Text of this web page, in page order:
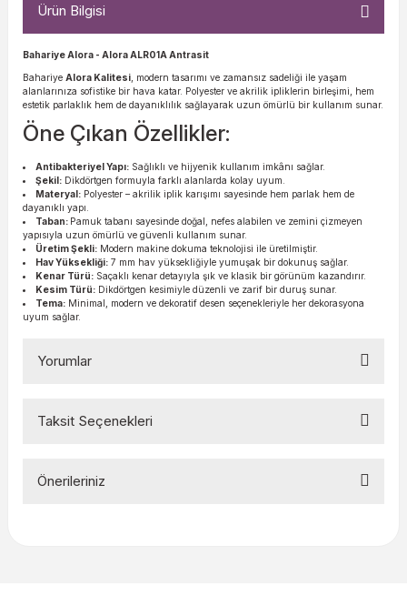
Ürün Bilgisi
Bahariye Alora - Alora ALR01A Antrasit
Bahariye Alora Kalitesi , modern tasarımı ve zamansız sadeliği ile yaşam
alanlarınıza sofistike bir hava katar. Polyester ve akrilik ipliklerin birleşimi, hem
estetik parlaklık hem de dayanıklılık sağlayarak uzun ömürlü bir kullanım sunar.
Öne Çıkan Özellikler:
Antibakteriyel Yapı: Sağlıklı ve hijyenik kullanım imkânı sağlar.
Şekil: Dikdörtgen formuyla farklı alanlarda kolay uyum.
Materyal: Polyester – akrilik iplik karışımı sayesinde hem parlak hem de
dayanıklı yapı.
Taban: Pamuk tabanı sayesinde doğal, nefes alabilen ve zemini çizmeyen
yapısıyla uzun ömürlü ve güvenli kullanım sunar.
Üretim Şekli: Modern makine dokuma teknolojisi ile üretilmiştir.
Hav Yüksekliği: 7 mm hav yüksekliğiyle yumuşak bir dokunuş sağlar.
Kenar Türü: Saçaklı kenar detayıyla şık ve klasik bir görünüm kazandırır.
Kesim Türü: Dikdörtgen kesimiyle düzenli ve zarif bir duruş sunar.
Tema: Minimal, modern ve dekoratif desen seçenekleriyle her dekorasyona
uyum sağlar.
Yorumlar
Taksit Seçenekleri
Önerileriniz